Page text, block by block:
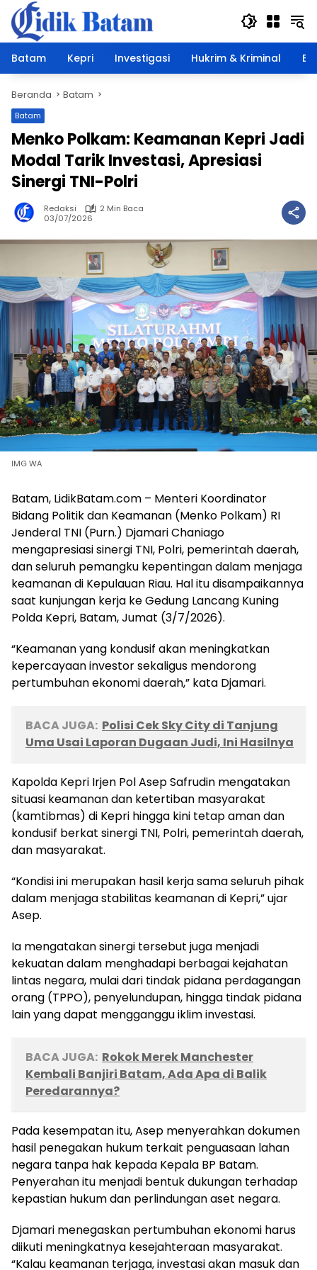
Langsung
konten
Batam
Kepri Investigasi Hukrim & Kriminal
Beranda Batam
Batam
Menko Polkam: Keamanan Kepri Jadi
Modal Tarik Investasi, Apresiasi
Sinergi TNI-Polri
Redaksi
2 Min Baca
03/07/2026
IMG WA
Batam, LidikBatam.com – Menteri Koordinator
Bidang Politik dan Keamanan (Menko Polkam) RI
Jenderal TNI (Purn.) Djamari Chaniago
mengapresiasi sinergi TNI, Polri, pemerintah daerah,
dan seluruh pemangku kepentingan dalam menjaga
keamanan di Kepulauan Riau. Hal itu disampaikannya
saat kunjungan kerja ke Gedung Lancang Kuning
Polda Kepri, Batam, Jumat (3/7/2026).
“Keamanan yang kondusif akan meningkatkan
kepercayaan investor sekaligus mendorong
pertumbuhan ekonomi daerah,” kata Djamari.
BACA JUGA: Polisi Cek Sky City di Tanjung
Uma Usai Laporan Dugaan Judi, Ini Hasilnya
Kapolda Kepri Irjen Pol Asep Safrudin mengatakan
situasi keamanan dan ketertiban masyarakat
(kamtibmas) di Kepri hingga kini tetap aman dan
kondusif berkat sinergi TNI, Polri, pemerintah daerah,
dan masyarakat.
“Kondisi ini merupakan hasil kerja sama seluruh pihak
dalam menjaga stabilitas keamanan di Kepri,” ujar
Asep.
Ia mengatakan sinergi tersebut juga menjadi
kekuatan dalam menghadapi berbagai kejahatan
lintas negara, mulai dari tindak pidana perdagangan
orang (TPPO), penyelundupan, hingga tindak pidana
lain yang dapat mengganggu iklim investasi.
BACA JUGA: Rokok Merek Manchester
Kembali Banjiri Batam, Ada Apa di Balik
Peredarannya?
Pada kesempatan itu, Asep menyerahkan dokumen
hasil penegakan hukum terkait penguasaan lahan
negara tanpa hak kepada Kepala BP Batam.
Penyerahan itu menjadi bentuk dukungan terhadap
kepastian hukum dan perlindungan aset negara.
Djamari menegaskan pertumbuhan ekonomi harus
diikuti meningkatnya kesejahteraan masyarakat.
“Kalau keamanan terjaga, investasi akan masuk dan